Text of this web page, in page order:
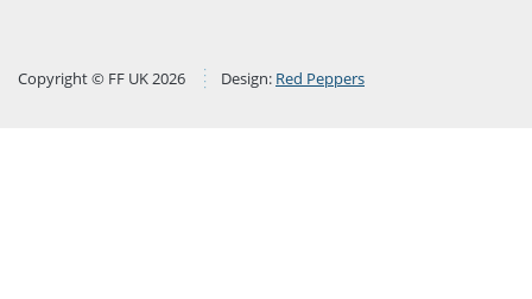
Copyright © FF UK 2026 Design: Red Peppers